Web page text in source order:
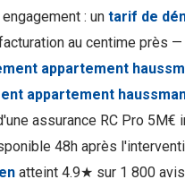
: un tarif de
au centime près
appartement
appartement
assurance RC Pro
48h après
atteint 4.9★ sur 1 800